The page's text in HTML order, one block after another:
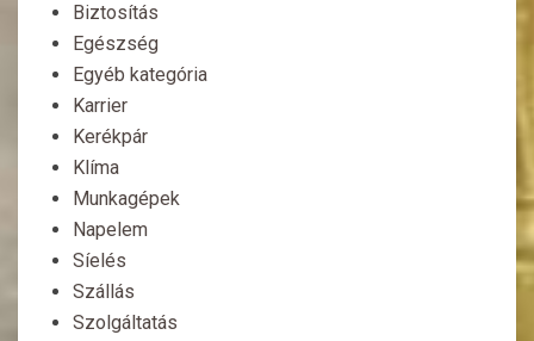
Biztosítás
Egészség
Egyéb kategória
Karrier
Kerékpár
Klíma
Munkagépek
Napelem
Síelés
Szállás
Szolgáltatás